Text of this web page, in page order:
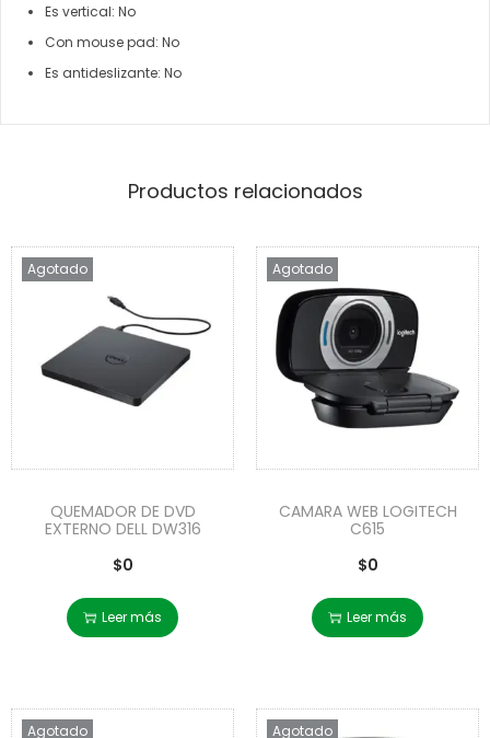
Es vertical: No
Con mouse pad: No
Es antideslizante: No
Productos relacionados
Agotado
QUEMADOR DE DVD
EXTERNO DELL DW316
$0
Leer más
Agotado
CAMARA WEB LOGITECH
C615
$0
Leer más
Agotado Agotado